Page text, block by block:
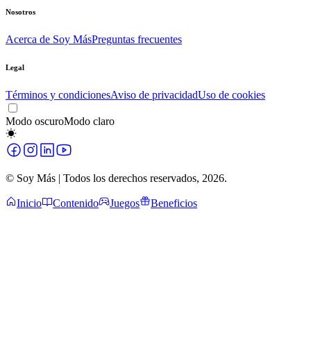
Nosotros
Acerca de Soy MásPreguntas frecuentes
Legal
Términos y condicionesAviso de privacidadUso de cookies
Modo oscuroModo claro
© Soy Más | Todos los derechos reservados, 2026.
Inicio Contenido Juegos Beneficios